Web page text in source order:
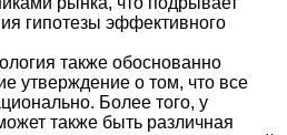
гипотезы эффективного
также обоснованно
утверждение о том, что все
Более того, у
также быть различная